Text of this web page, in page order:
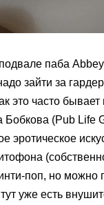
паба
зайти за
это часто бывает
Бобкова (Pub Life
эротическое
поп, но можно
уже есть